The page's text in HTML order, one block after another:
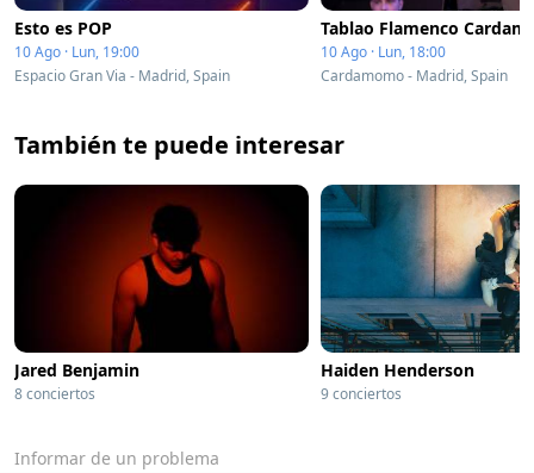
Esto es POP
10 Ago · Lun, 19:00
Espacio Gran Via - Madrid, Spain
10 Ago · Lun, 18:00
Cardamomo - Madrid, Spain
También te puede interesar
Jared Benjamin
8 conciertos
Haiden Henderson
9 conciertos
Informar de un problema